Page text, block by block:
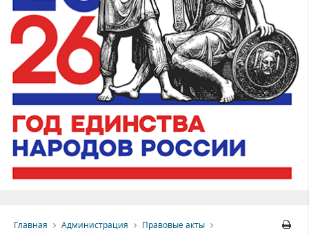
Главная Администрация Правовые акты